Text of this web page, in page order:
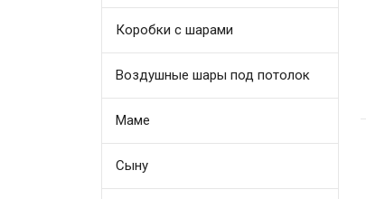
Коробки с шарами
Воздушные шары под потолок
Маме
Сыну